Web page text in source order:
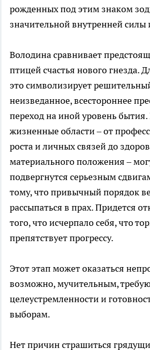
рожденных под этим знаком
значительной внутренней силы
Володина сравнивает
птицей счастья нового гнезда.
это символизирует
неизведанное, всестороннее
переход на иной уровень бытия.
жизненные области – от
роста и личных связей до
материального положения –
подвергнутся серьезным
тому, что привычный порядок
рассыпаться в прах. Придется
того, что исчерпало себя, что
препятствует прогрессу.
Этот этап может оказаться
возможно, мучительным,
целеустремленности и
выборам.
Нет причин страшиться